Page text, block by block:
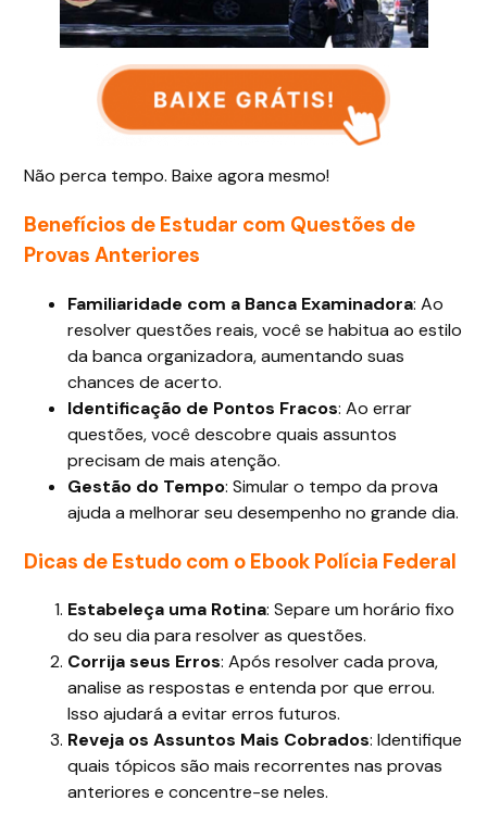
Não perca tempo. Baixe agora mesmo!
Benefícios de Estudar com Questões de
Provas Anteriores
Familiaridade com a Banca Examinadora: Ao
resolver questões reais, você se habitua ao estilo
da banca organizadora, aumentando suas
chances de acerto.
Identificação de Pontos Fracos: Ao errar
questões, você descobre quais assuntos
precisam de mais atenção.
Gestão do Tempo: Simular o tempo da prova
ajuda a melhorar seu desempenho no grande dia.
Dicas de Estudo com o Ebook Polícia Federal
Estabeleça uma Rotina: Separe um horário fixo
do seu dia para resolver as questões.
Corrija seus Erros: Após resolver cada prova,
analise as respostas e entenda por que errou.
Isso ajudará a evitar erros futuros.
Reveja os Assuntos Mais Cobrados: Identifique
quais tópicos são mais recorrentes nas provas
anteriores e concentre-se neles.